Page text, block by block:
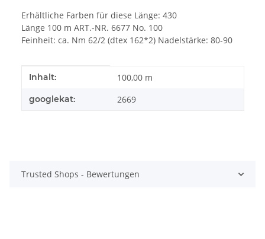
Erhältliche Farben für diese Länge: 430
Länge 100 m ART.-NR. 6677 No. 100
Feinheit: ca. Nm 62/2 (dtex 162*2) Nadelstärke: 80-90
Produkteigenschaft
Wert
Inhalt: 100,00 m
googlekat: 2669
Trusted Shops - Bewertungen